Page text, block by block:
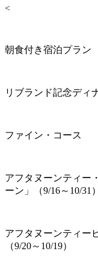
<
朝食付き宿泊プラン
リブランド記念ディ
ファイン・コース
アフタヌーンティー
ーン」（9/16～10/31）
アフタヌーンティー
（9/20～10/19）